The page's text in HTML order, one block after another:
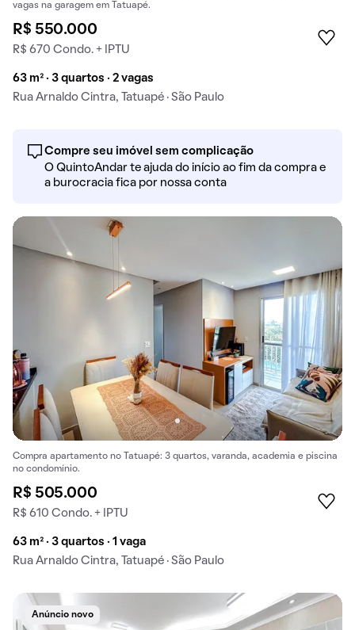
vagas na garagem em Tatuapé.
R$ 550.000
R$ 670 Condo. + IPTU
63 m² · 3 quartos · 2 vagas
Rua Arnaldo Cintra, Tatuapé · São Paulo
Compre seu imóvel sem complicação
O QuintoAndar te ajuda do início ao fim da compra e
a burocracia fica por nossa conta
Compra apartamento no Tatuapé: 3 quartos, varanda, academia e piscina
no condomínio.
R$ 505.000
R$ 610 Condo. + IPTU
63 m² · 3 quartos · 1 vaga
Rua Arnaldo Cintra, Tatuapé · São Paulo
Anúncio novo